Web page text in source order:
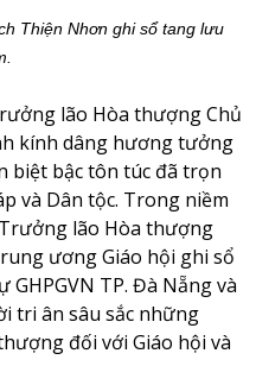
Thiện Nhơn ghi sổ tang lưu
lão Hòa thượng Chủ
kính dâng hương tưởng
biệt bậc tôn túc đã trọn
và Dân tộc. Trong niềm
lão Hòa thượng
ương Giáo hội ghi sổ
TP. Đà Nẵng và
tri ân sâu sắc những
đối với Giáo hội và